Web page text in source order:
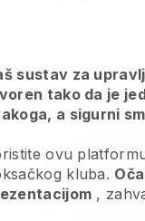
sustav za
tako da je
a sigurni
ovu
kluba.
,